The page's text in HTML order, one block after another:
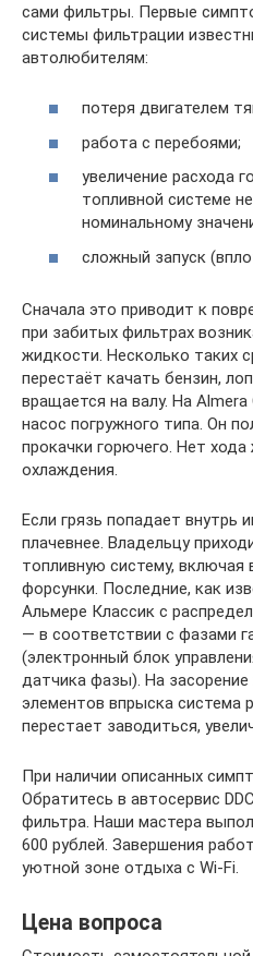
сами фильтры. Первые
системы фильтрации
автолюбителям:
потеря двигателем
работа с перебоями;
увеличение расхода
топливной системе
номинальному
сложный запуск
Сначала это приводит к
при забитых фильтрах
жидкости. Несколько таких
перестаёт качать бензин,
вращается на валу. На
насос погружного типа. Он
прокачки горючего. Нет
охлаждения.
Если грязь попадает внутрь
плачевнее. Владельцу
топливную систему, включая
форсунки. Последние, как
Альмере Классик с
— в соответствии с фазами
(электронный блок
датчика фазы). На
элементов впрыска система
перестает заводиться,
При наличии описанных
Обратитесь в автосервис
фильтра. Наши мастера
600 рублей. Завершения
уютной зоне отдыха с Wi-Fi.
Цена вопроса